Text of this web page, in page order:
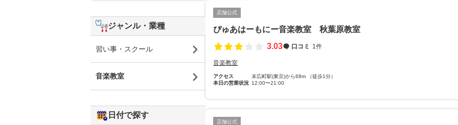
店舗公式
ぴゅあはーもにー音楽教室 秋葉原教室
3.03
口コミ 1件
音楽教室
アクセス
末広町駅(東京)から68m （徒歩1分）
本日の営業状況 12:00〜21:00
店舗公式
ジャンル・業種
習い事・スクール
音楽教室
日付で探す